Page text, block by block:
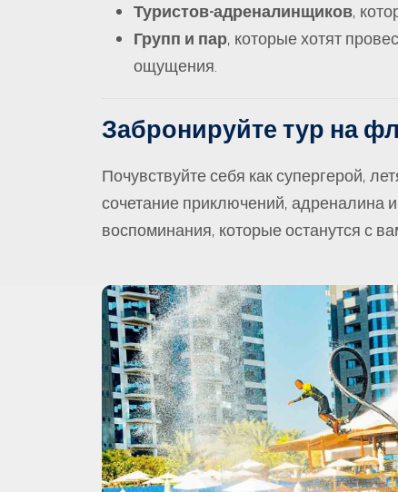
Туристов-адреналинщиков,
Групп и пар, которые хотят
ощущения.
Забронируйте тур на
Почувствуйте себя как супергерой,
сочетание приключений, адреналина
воспоминания, которые останутся с